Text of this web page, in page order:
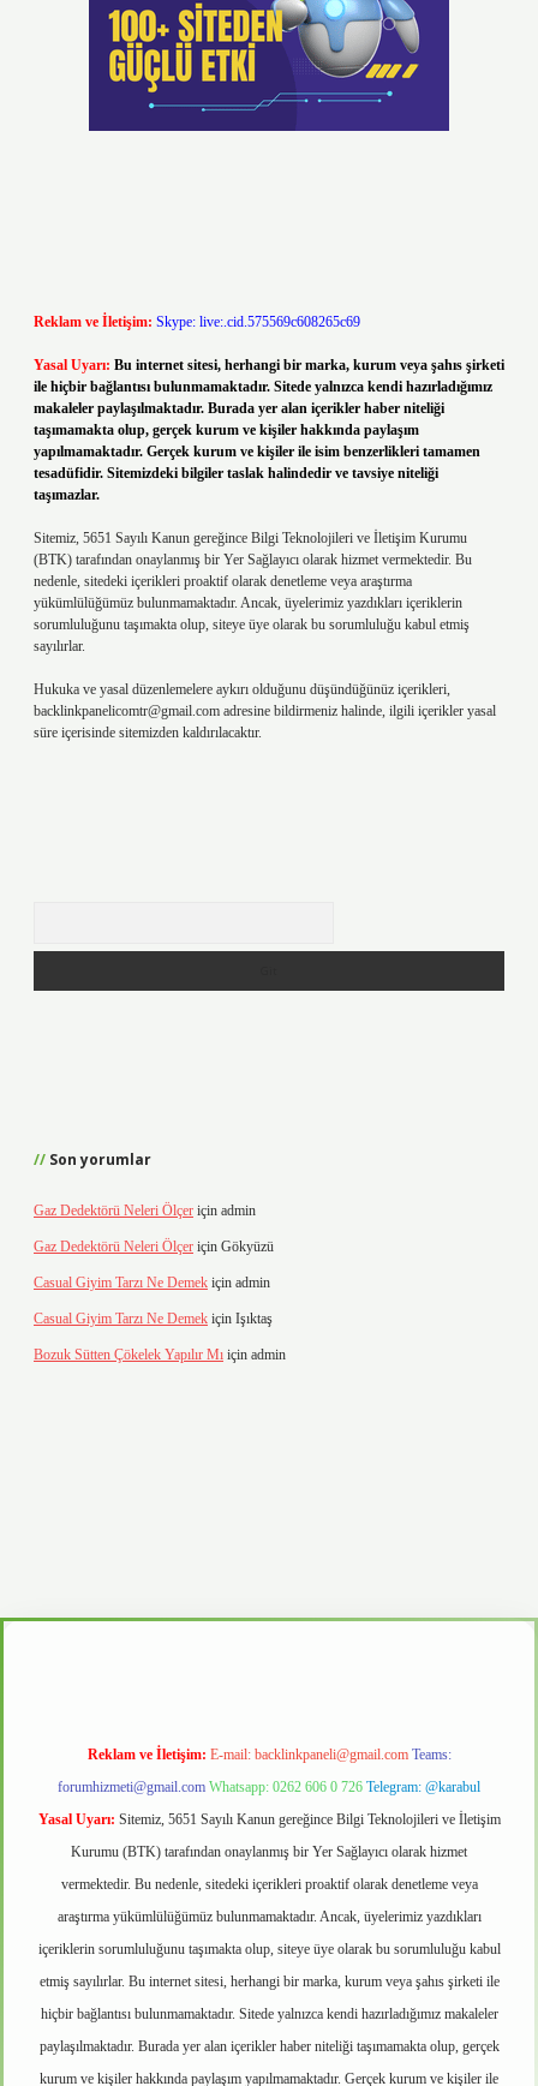
Reklam ve İletişim: Skype: live:.cid.575569c608265c69
Yasal Uyarı: Bu internet sitesi, herhangi bir marka, kurum veya şahıs şirketi
ile hiçbir bağlantısı bulunmamaktadır. Sitede yalnızca kendi hazırladığımız
makaleler paylaşılmaktadır. Burada yer alan içerikler haber niteliği
taşımamakta olup, gerçek kurum ve kişiler hakkında paylaşım
yapılmamaktadır. Gerçek kurum ve kişiler ile isim benzerlikleri tamamen
tesadüfidir. Sitemizdeki bilgiler taslak halindedir ve tavsiye niteliği
taşımazlar.
Sitemiz, 5651 Sayılı Kanun gereğince Bilgi Teknolojileri ve İletişim Kurumu
(BTK) tarafından onaylanmış bir Yer Sağlayıcı olarak hizmet vermektedir. Bu
nedenle, sitedeki içerikleri proaktif olarak denetleme veya araştırma
yükümlülüğümüz bulunmamaktadır. Ancak, üyelerimiz yazdıkları içeriklerin
sorumluluğunu taşımakta olup, siteye üye olarak bu sorumluluğu kabul etmiş
sayılırlar.
Hukuka ve yasal düzenlemelere aykırı olduğunu düşündüğünüz içerikleri,
backlinkpanelicomtr@gmail.com adresine bildirmeniz halinde, ilgili içerikler yasal
süre içerisinde sitemizden kaldırılacaktır.
Son yorumlar
Gaz Dedektörü Neleri Ölçer için admin
Gaz Dedektörü Neleri Ölçer için Gökyüzü
Casual Giyim Tarzı Ne Demek için admin
Casual Giyim Tarzı Ne Demek için Işıktaş
Bozuk Sütten Çökelek Yapılır Mı için admin
Reklam ve İletişim: E-mail: backlinkpaneli@gmail.com Teams:
forumhizmeti@gmail.com Whatsapp: 0262 606 0 726 Telegram: @karabul
Yasal Uyarı: Sitemiz, 5651 Sayılı Kanun gereğince Bilgi Teknolojileri ve İletişim
Kurumu (BTK) tarafından onaylanmış bir Yer Sağlayıcı olarak hizmet
vermektedir. Bu nedenle, sitedeki içerikleri proaktif olarak denetleme veya
araştırma yükümlülüğümüz bulunmamaktadır. Ancak, üyelerimiz yazdıkları
içeriklerin sorumluluğunu taşımakta olup, siteye üye olarak bu sorumluluğu kabul
etmiş sayılırlar. Bu internet sitesi, herhangi bir marka, kurum veya şahıs şirketi ile
hiçbir bağlantısı bulunmamaktadır. Sitede yalnızca kendi hazırladığımız makaleler
paylaşılmaktadır. Burada yer alan içerikler haber niteliği taşımamakta olup, gerçek
kurum ve kişiler hakkında paylaşım yapılmamaktadır. Gerçek kurum ve kişiler ile